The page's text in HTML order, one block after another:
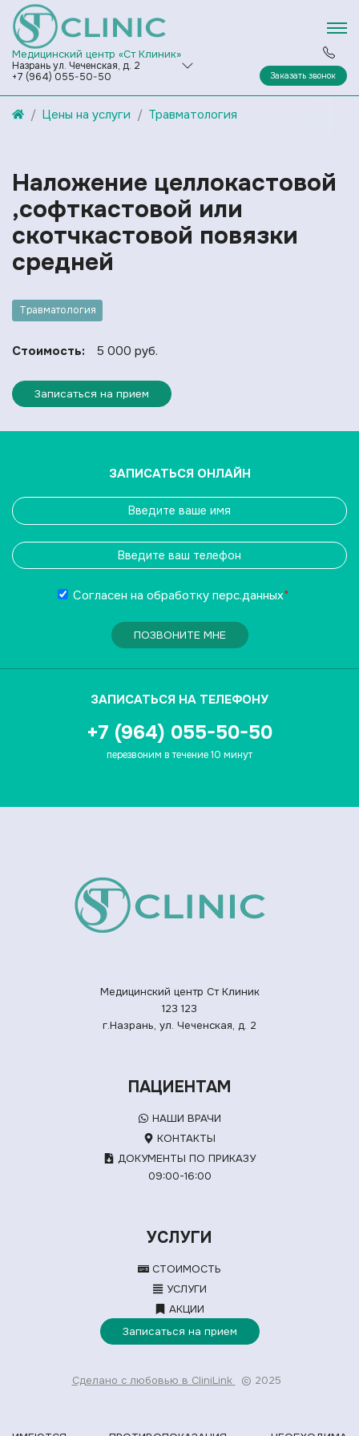
Медицинский центр «Ст Клиник»
Назрань ул. Чеченская, д. 2
+7 (964) 055-50-50
Заказать звонок
Цены на услуги Травматология
Наложение целлокастовой
,софткастовой или
скотчкастовой повязки
средней
Травматология
Стоимость: 5 000 руб.
Записаться на прием
ЗАПИСАТЬСЯ ОНЛАЙН
Согласен на обработку перс.данных*
ПОЗВОНИТЕ МНЕ
ЗАПИСАТЬСЯ НА ТЕЛЕФОНУ
+7 (964) 055-50-50
перезвоним в течение 10 минут
Медицинский центр Ст Клиник
123 123
г.Назрань, ул. Чеченская, д. 2
ПАЦИЕНТАМ
НАШИ ВРАЧИ
КОНТАКТЫ
ДОКУМЕНТЫ ПО ПРИКАЗУ
09:00-16:00
УСЛУГИ
СТОИМОСТЬ
УСЛУГИ
АКЦИИ
Записаться на прием
Сделано с любовью в CliniLink © 2025